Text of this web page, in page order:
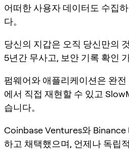
어떠한 사용자 데이터도 수집
다。
당신의 지갑은 오직 당신만의
5년간 무사고, 보안 기록 확인 가
펌웨어와 애플리케이션은 완
에서 직접 재현할 수 있고
습니다。
Coinbase Ventures와 Binance
하고 채택했으며, 언제나 독립